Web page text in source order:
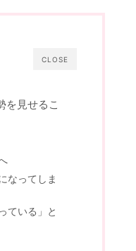
CLOSE
を見せるこ
なってしま
ている」と